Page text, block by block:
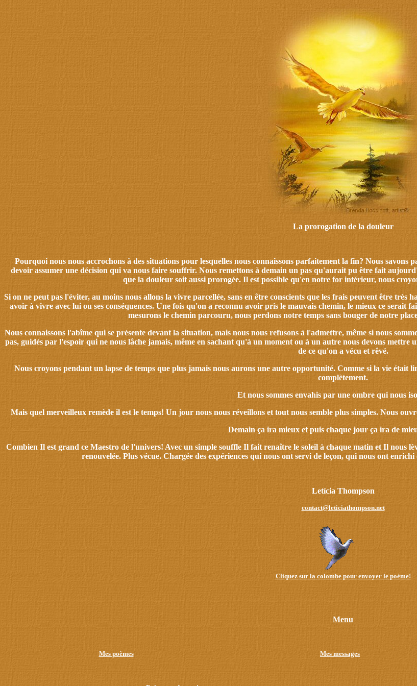
La prorogation de la douleur
Pourquoi nous nous accrochons à des situations pour lesquelles nous connaissons parfaitement la fin? Nous
devoir assumer une décision qui va nous faire souffrir. Nous remettons à demain un pas qu'aurait pu être fait
que la douleur soit aussi prorogée. Il est possible qu'en notre for intérieur, nous
Si on ne peut pas l'éviter, au moins nous allons la vivre parcellée, sans en être conscients que les frais peuvent être
avoir à vivre avec lui ou ses conséquences. Une fois qu'on a reconnu avoir pris le mauvais chemin, le mieux ce serait
mesurons le chemin parcouru, nous perdons notre temps sans bouger de notre
Nous connaissons l'abîme qui se présente devant la situation, mais nous nous refusons à l'admettre, même si nous
pas, guidés par l'espoir qui ne nous lâche jamais, même en sachant qu'à un moment ou à un autre nous devons
de ce qu'on a vécu et rêvé.
Nous croyons pendant un lapse de temps que plus jamais nous aurons une autre opportunité. Comme si la vie était
complètement.
Et nous sommes envahis par une ombre qui nous
Mais quel merveilleux remède il est le temps! Un jour nous nous réveillons et tout nous semble plus simples. Nous
Demain ça ira mieux et puis chaque jour ça ira de
Combien Il est grand ce Maestro de l'univers! Avec un simple souffle Il fait renaître le soleil à chaque matin et Il nous
renouvelée. Plus vécue. Chargée des expériences qui nous ont servi de leçon, qui nous ont
Letícia Thompson
contact@leticiathompson.net
Cliquez sur la colombe pour envoyer le poème!
Menu
Mes poèmes Mes messages